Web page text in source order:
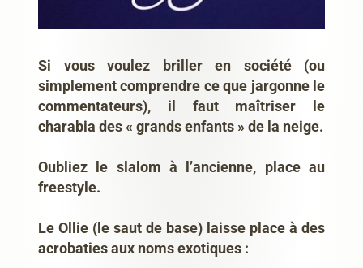
Si vous voulez briller en société (ou
simplement comprendre ce que jargonne le
commentateurs), il faut maîtriser le
charabia des « grands enfants » de la neige.
Oubliez le slalom à l’ancienne, place au
freestyle.
Le Ollie (le saut de base) laisse place à des
acrobaties aux noms exotiques :